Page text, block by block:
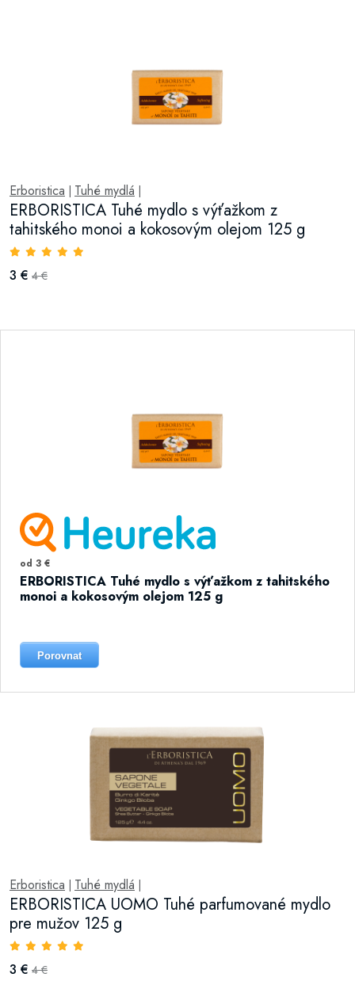
Erboristica Tuhé mydlá
ERBORISTICA Tuhé mydlo s výťažkom z
tahitského monoi a kokosovým olejom 125 g
3 € 4 €
od 3 €
ERBORISTICA Tuhé mydlo s výťažkom z tahitského
monoi a kokosovým olejom 125 g
Porovnat
Erboristica Tuhé mydlá
ERBORISTICA UOMO Tuhé parfumované mydlo
pre mužov 125 g
3 € 4 €